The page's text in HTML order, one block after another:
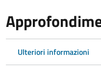
Ulteriori informazioni